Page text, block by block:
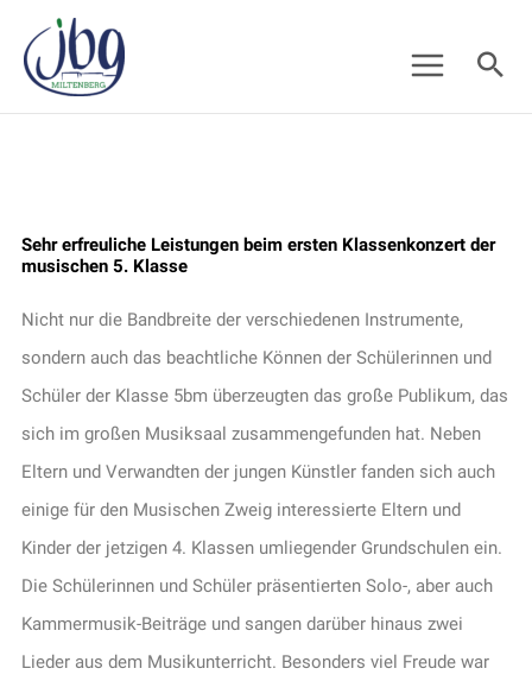
Inhalt
springen
Sehr erfreuliche Leistungen beim ersten Klassenkonzert der
musischen 5. Klasse
Nicht nur die Bandbreite der verschiedenen Instrumente,
sondern auch das beachtliche Können der Schülerinnen und
Schüler der Klasse 5bm überzeugten das große Publikum, das
sich im großen Musiksaal zusammengefunden hat. Neben
Eltern und Verwandten der jungen Künstler fanden sich auch
einige für den Musischen Zweig interessierte Eltern und
Kinder der jetzigen 4. Klassen umliegender Grundschulen ein.
Die Schülerinnen und Schüler präsentierten Solo-, aber auch
Kammermusik-Beiträge und sangen darüber hinaus zwei
Lieder aus dem Musikunterricht. Besonders viel Freude war